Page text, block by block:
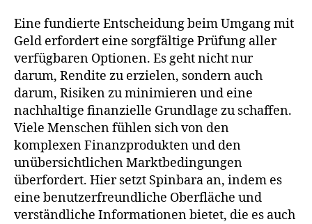
Eine fundierte Entscheidung beim Umgang mit
Geld erfordert eine sorgfältige Prüfung aller
verfügbaren Optionen. Es geht nicht nur
darum, Rendite zu erzielen, sondern auch
darum, Risiken zu minimieren und eine
nachhaltige finanzielle Grundlage zu schaffen.
Viele Menschen fühlen sich von den
komplexen Finanzprodukten und den
unübersichtlichen Marktbedingungen
überfordert. Hier setzt Spinbara an, indem es
eine benutzerfreundliche Oberfläche und
verständliche Informationen bietet, die es auch